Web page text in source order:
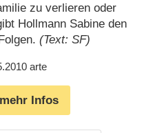
zu verlieren oder
Hollmann Sabine den
(Text: SF)
arte
mehr Infos